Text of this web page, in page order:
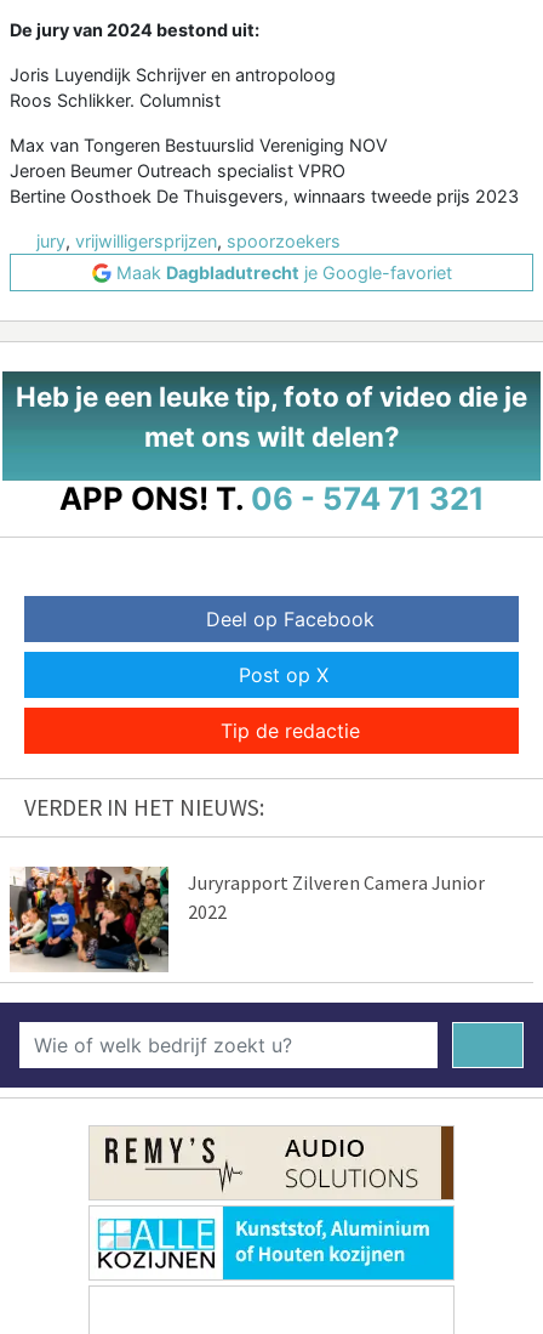
De jury van 2024 bestond uit:
Joris Luyendijk Schrijver en antropoloog
Roos Schlikker. Columnist
Max van Tongeren Bestuurslid Vereniging NOV
Jeroen Beumer Outreach specialist VPRO
Bertine Oosthoek De Thuisgevers, winnaars tweede prijs 2023
jury, vrijwilligersprijzen, spoorzoekers
Maak Dagbladutrecht je Google-favoriet
Heb je een leuke tip, foto of video die je
met ons wilt delen?
APP ONS! T. 06 - 574 71 321
Deel op Facebook
Post op X
Tip de redactie
VERDER IN HET NIEUWS:
Juryrapport Zilveren Camera Junior
2022